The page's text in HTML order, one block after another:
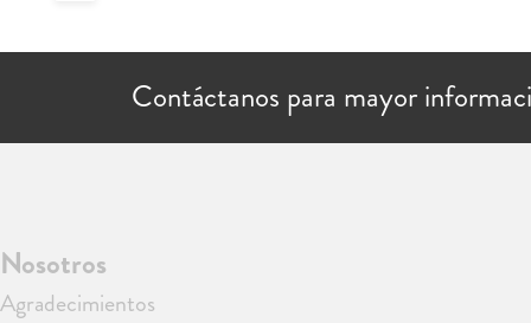
Contáctanos para mayor
Nosotros
Agradecimientos